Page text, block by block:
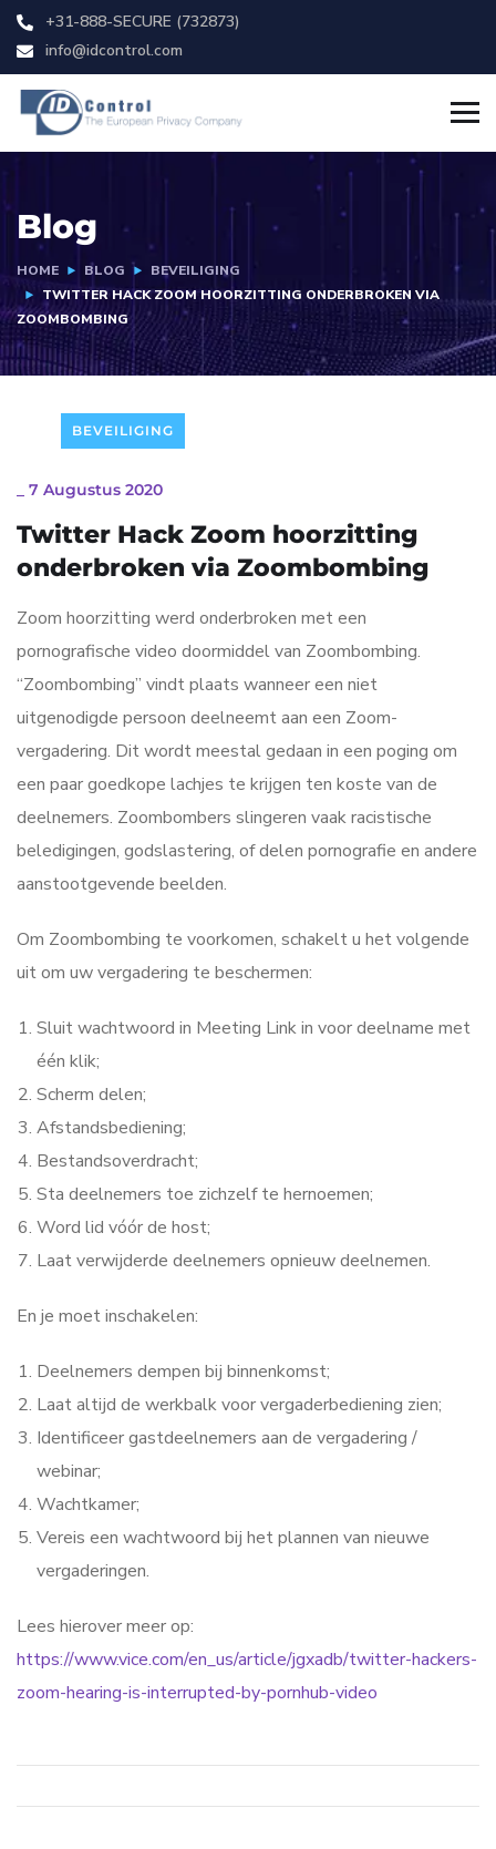
+31-888-SECURE (732873)
info@idcontrol.com
Blog
HOME BLOG
BEVEILIGING
TWITTER HACK ZOOM HOORZITTING ONDERBROKEN VIA
ZOOMBOMBING
BEVEILIGING
7 Augustus 2020
Twitter Hack Zoom hoorzitting
onderbroken via Zoombombing
Zoom hoorzitting werd onderbroken met een
pornografische video doormiddel van Zoombombing.
“Zoombombing” vindt plaats wanneer een niet
uitgenodigde persoon deelneemt aan een Zoom-
vergadering. Dit wordt meestal gedaan in een poging om
een paar goedkope lachjes te krijgen ten koste van de
deelnemers. Zoombombers slingeren vaak racistische
beledigingen, godslastering, of delen pornografie en andere
aanstootgevende beelden.
Om Zoombombing te voorkomen, schakelt u het volgende
uit om uw vergadering te beschermen:
Sluit wachtwoord in Meeting Link in voor deelname met
één klik;
Scherm delen;
Afstandsbediening;
Bestandsoverdracht;
Sta deelnemers toe zichzelf te hernoemen;
Word lid vóór de host;
Laat verwijderde deelnemers opnieuw deelnemen.
En je moet inschakelen:
Deelnemers dempen bij binnenkomst;
Laat altijd de werkbalk voor vergaderbediening zien;
Identificeer gastdeelnemers aan de vergadering /
webinar;
Wachtkamer;
Vereis een wachtwoord bij het plannen van nieuwe
vergaderingen.
Lees hierover meer op:
https://www.vice.com/en_us/article/jgxadb/twitter-hackers-
zoom-hearing-is-interrupted-by-pornhub-video